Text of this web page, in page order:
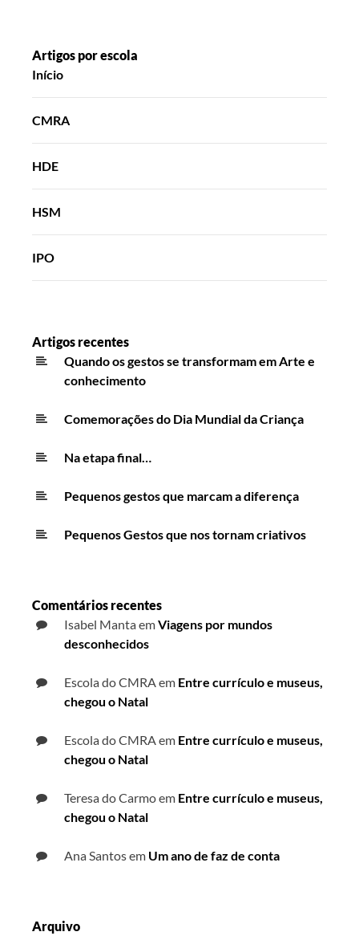
Artigos por escola
Início
CMRA
HDE
HSM
IPO
Artigos recentes
Quando os gestos se transformam em Arte e
conhecimento
Comemorações do Dia Mundial da Criança
Na etapa final…
Pequenos gestos que marcam a diferença
Pequenos Gestos que nos tornam criativos
Comentários recentes
Isabel MantaemViagens por mundos
desconhecidos
Escola do CMRA em Entre currículo e museus,
chegou o Natal
Escola do CMRA em Entre currículo e museus,
chegou o Natal
Teresa do Carmoem Entre currículo e museus,
chegou o Natal
Ana Santosem Um ano de faz de conta
Arquivo